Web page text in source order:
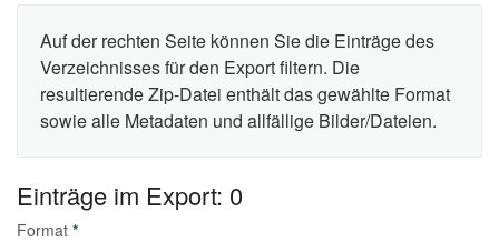
Auf der rechten Seite können Sie die Einträge des
Verzeichnisses für den Export filtern. Die
resultierende Zip-Datei enthält das gewählte Format
sowie alle Metadaten und allfällige Bilder/Dateien.
Einträge im Export: 0
Format *